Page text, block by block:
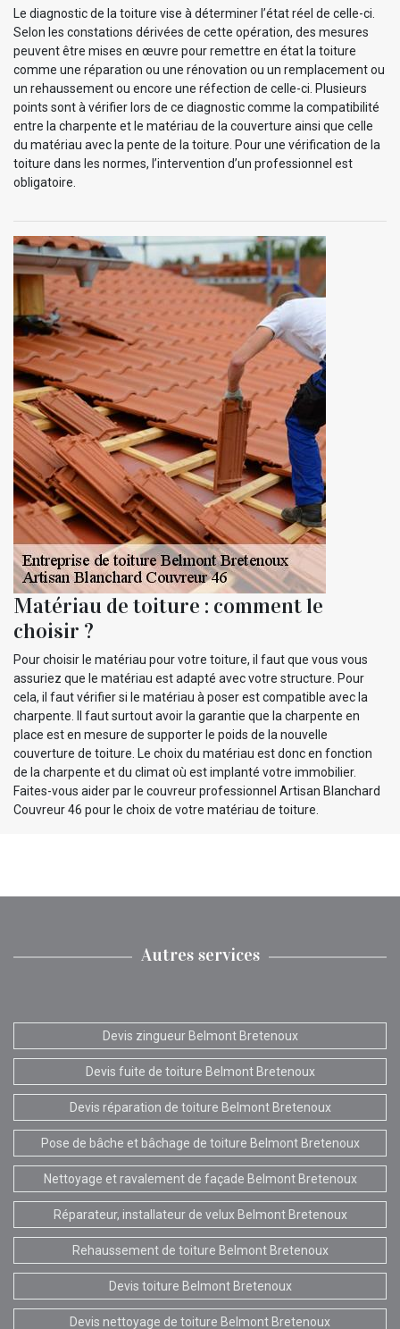
Le diagnostic de la toiture vise à déterminer l’état réel de celle-ci.
Selon les constations dérivées de cette opération, des mesures
peuvent être mises en œuvre pour remettre en état la toiture
comme une réparation ou une rénovation ou un remplacement ou
un rehaussement ou encore une réfection de celle-ci. Plusieurs
points sont à vérifier lors de ce diagnostic comme la compatibilité
entre la charpente et le matériau de la couverture ainsi que celle
du matériau avec la pente de la toiture. Pour une vérification de la
toiture dans les normes, l’intervention d’un professionnel est
obligatoire.
Matériau de toiture : comment le
choisir ?
Pour choisir le matériau pour votre toiture, il faut que vous vous
assuriez que le matériau est adapté avec votre structure. Pour
cela, il faut vérifier si le matériau à poser est compatible avec la
charpente. Il faut surtout avoir la garantie que la charpente en
place est en mesure de supporter le poids de la nouvelle
couverture de toiture. Le choix du matériau est donc en fonction
de la charpente et du climat où est implanté votre immobilier.
Faites-vous aider par le couvreur professionnel Artisan Blanchard
Couvreur 46 pour le choix de votre matériau de toiture.
Autres services
Devis zingueur Belmont Bretenoux
Devis fuite de toiture Belmont Bretenoux
Devis réparation de toiture Belmont Bretenoux
Pose de bâche et bâchage de toiture Belmont Bretenoux
Nettoyage et ravalement de façade Belmont Bretenoux
Réparateur, installateur de velux Belmont Bretenoux
Rehaussement de toiture Belmont Bretenoux
Devis toiture Belmont Bretenoux
Devis nettoyage de toiture Belmont Bretenoux